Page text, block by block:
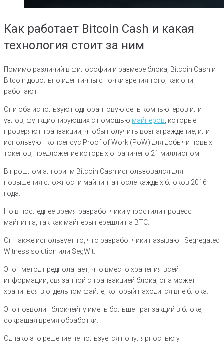
Как работает Bitcoin Cash и какая
технология стоит за ним
Помимо различий в философии и размере блока, Bitcoin Cash и
Bitcoin довольно идентичны с точки зрения того, как они
работают.
Они оба используют одноранговую сеть компьютеров или
узлов, функционирующих с помощью майнеров, которые
проверяют транзакции, чтобы получить вознаграждение, или
используют консенсус Proof of Work (PoW) для добычи новых
токенов, предложение которых ограничено 21 миллионом.
В прошлом алгоритм Bitcoin Cash использовался для
повышения сложности майнинга после каждых блоков 2016
года.
Но в последнее время разработчики упростили процесс
майнинга, так как майнеры перешли на BTC.
Он также использует то, что разработчики называют Segregated
Witness solution или SegWit.
Этот метод предполагает, что вместо хранения всей
информации, связанной с транзакцией блока, она может
храниться в отдельном файле, который находится вне блока.
Это позволит блокчейну иметь больше транзакций в блоке,
сокращая время обработки.
Однако это решение не пользуется популярностью у